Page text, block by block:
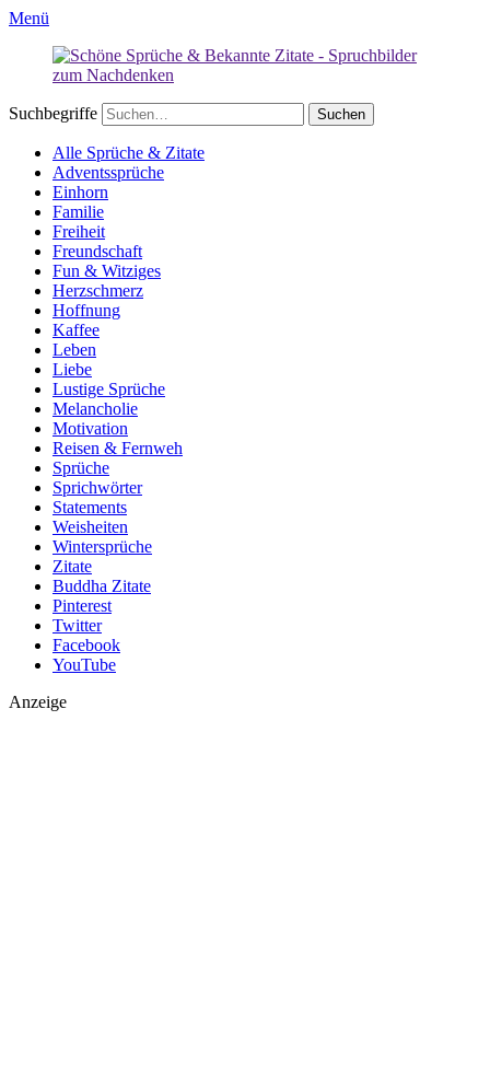
Menü
Suchbegriffe
Alle Sprüche & Zitate
Adventssprüche
Einhorn
Familie
Freiheit
Freundschaft
Fun & Witziges
Herzschmerz
Hoffnung
Kaffee
Leben
Liebe
Lustige Sprüche
Melancholie
Motivation
Reisen & Fernweh
Sprüche
Sprichwörter
Statements
Weisheiten
Wintersprüche
Zitate
Buddha Zitate
Pinterest
Twitter
Facebook
YouTube
Anzeige